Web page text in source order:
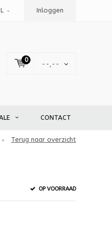
Inloggen
0
--,--
CONTACT
Terug naar overzicht
OP VOORRAAD